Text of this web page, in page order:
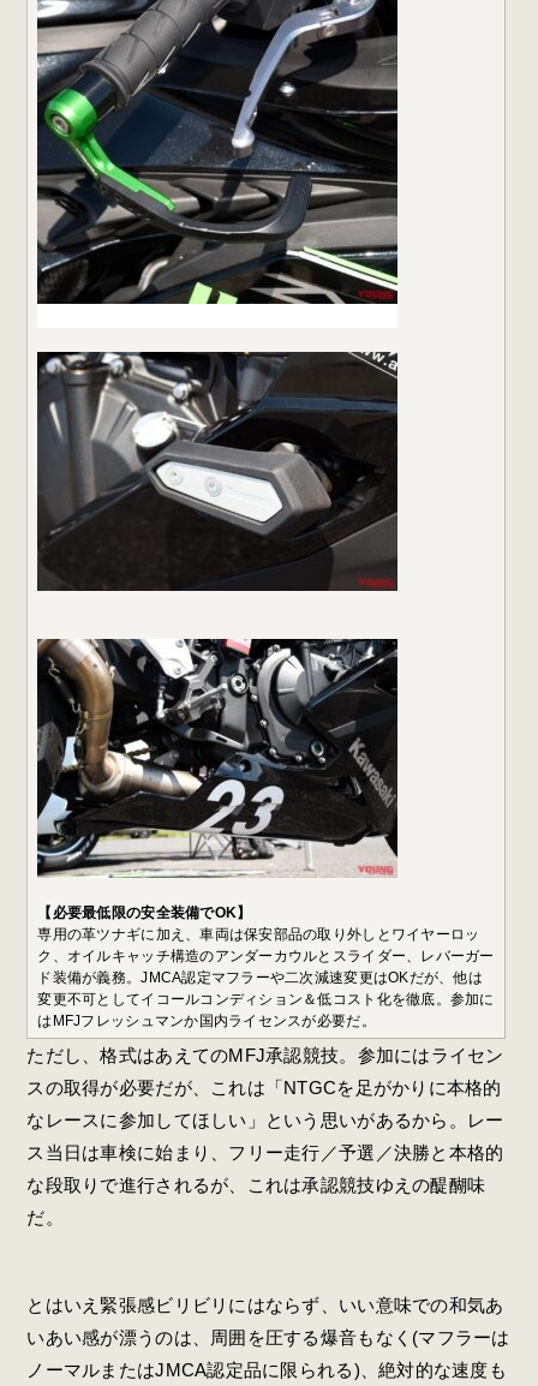
【必要最低限の安全装備でOK】
専用の革ツナギに加え、車両は保安部品の取り外しとワイヤーロッ
ク、オイルキャッチ構造のアンダーカウルとスライダー、レバーガー
ド装備が義務。JMCA認定マフラーや二次減速変更はOKだが、他は
変更不可としてイコールコンディション＆低コスト化を徹底。参加に
はMFJフレッシュマンか国内ライセンスが必要だ。
ただし、格式はあえてのMFJ承認競技。参加にはライセン
スの取得が必要だが、これは「NTGCを足がかりに本格的
なレースに参加してほしい」という思いがあるから。レー
ス当日は車検に始まり、フリー走行／予選／決勝と本格的
な段取りで進行されるが、これは承認競技ゆえの醍醐味
だ。
とはいえ緊張感ビリビリにはならず、いい意味での和気あ
いあい感が漂うのは、周囲を圧する爆音もなく(マフラーは
ノーマルまたはJMCA認定品に限られる)、絶対的な速度も